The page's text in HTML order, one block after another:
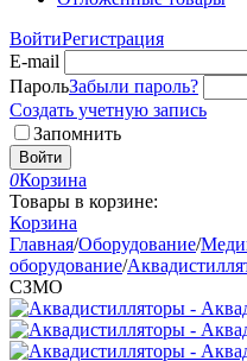
ВойтиРегистрация
E-mail
ПарольЗабыли пароль?
Создать учетную запись
Запомнить
Войти
0Корзина
Товары в корзине:
Корзина
Главная/Оборудование/
оборудование/
СЗМО